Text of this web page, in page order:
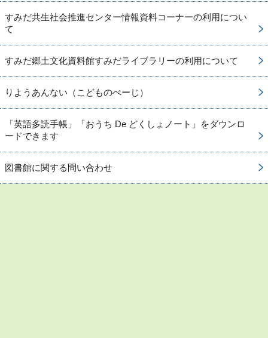
すみだ共生社会推進センター情報資料コーナーの利用につい
て
すみだ郷土文化資料館すみだライブラリーの利用について
りようあんない（こどものぺーじ）
「英語多読手帳」「おうち De どくしょノート」をダウンロ
ードできます
図書館に関する問い合わせ